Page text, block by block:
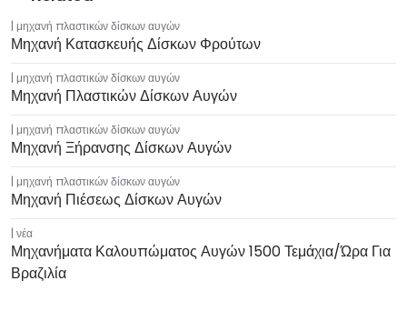
μηχανή πλαστικών δίσκων αυγών
Μηχανή Κατασκευής Δίσκων Φρούτων
μηχανή πλαστικών δίσκων αυγών
Μηχανή Πλαστικών Δίσκων Αυγών
μηχανή πλαστικών δίσκων αυγών
Μηχανή Ξήρανσης Δίσκων Αυγών
μηχανή πλαστικών δίσκων αυγών
Μηχανή Πιέσεως Δίσκων Αυγών
νέα
Μηχανήματα Καλουπώματος Αυγών 1500 Τεμάχια/ώρα Για
Βραζιλία